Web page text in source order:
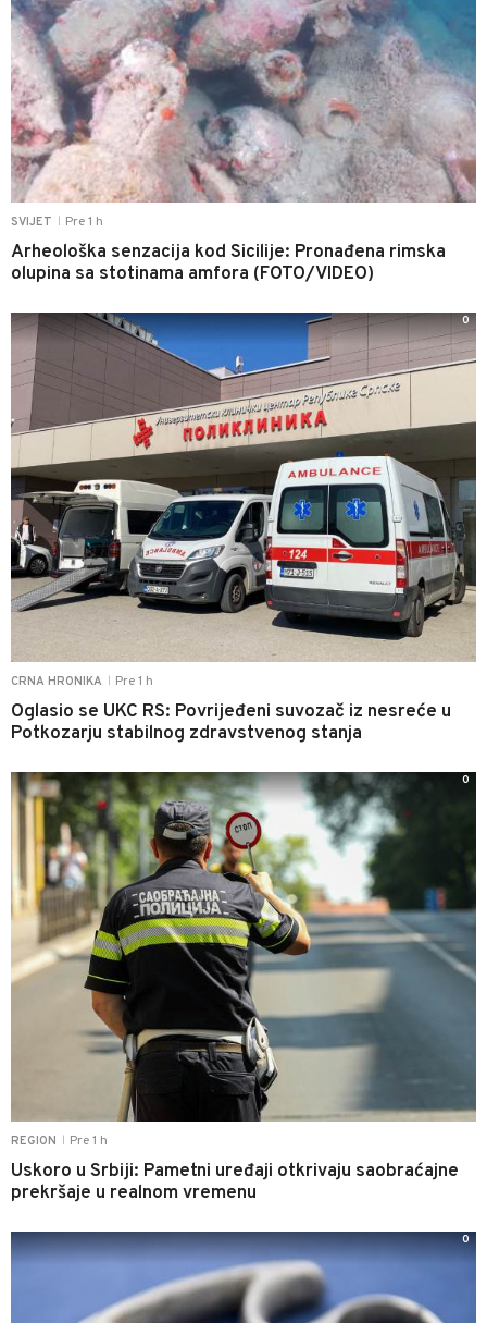
SVIJET Pre 1 h
Arheološka senzacija kod Sicilije: Pronađena rimska
olupina sa stotinama amfora (FOTO/VIDEO)
CRNA HRONIKA Pre 1 h
Oglasio se UKC RS: Povrijeđeni suvozač iz nesreće u
Potkozarju stabilnog zdravstvenog stanja
0
REGION Pre 1 h
Uskoro u Srbiji: Pametni uređaji otkrivaju saobraćajne
prekršaje u realnom vremenu
0
0